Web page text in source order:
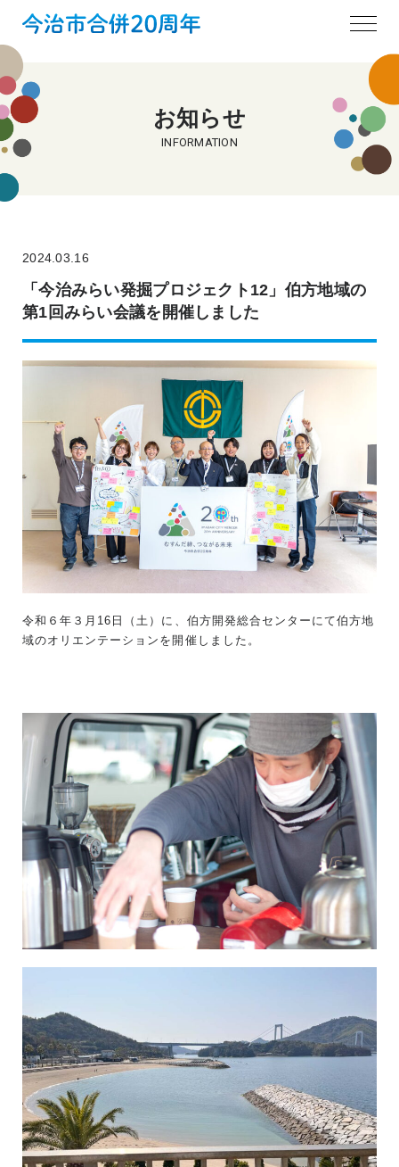
お知らせ
INFORMATION
2024.03.16
「今治みらい発掘プロジェクト12」伯方地域の
第1回みらい会議を開催しました
令和６年３月16日（土）に、伯方開発総合センターにて伯方地
域のオリエンテーションを開催しました。